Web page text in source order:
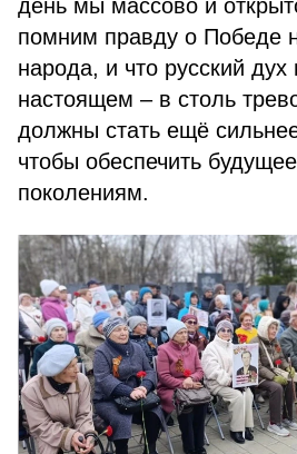
день мы массово и
помним правду о Победе
народа, и что русский
настоящем – в столь
должны стать ещё
чтобы обеспечить
поколениям.